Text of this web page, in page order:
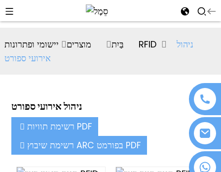
+86 18076372139
בַּיִת מוצרים יישומי ופתרונות RFID
ניהול
אירועי ספורט
ניהול אירועי ספורט
רשימת תוויות PDF
רשימת שיבוץ ARC בפורמט PDF